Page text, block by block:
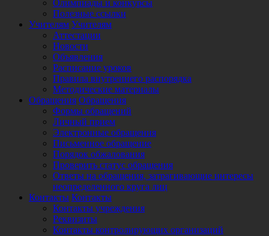
Олимпиады и конкурсы
Полезные ссылки
Учителям Учителям
Аттестации
Новости
Объявления
Расписание уроков
Правила внутреннего распорядка
Методические материалы
Обращения Обращения
Формы обращений
Личный прием
Электронные обращения
Письменное обращение
Порядок обжалования
Проверить статус обращения
Ответы на обращения, затрагивающие интересы
неопределенного круга лиц
Контакты Контакты
Контакты учреждения
Реквизиты
Контакты контролирующих организаций